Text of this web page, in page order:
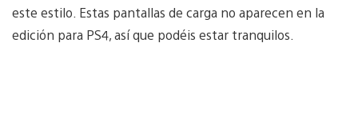
este estilo. Estas pantallas de carga no aparecen en la
edición para PS4, así que podéis estar tranquilos.